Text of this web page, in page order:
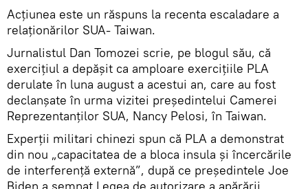
Acțiunea este un răspuns la recenta escaladare a
relaționărilor SUA- Taiwan.
Jurnalistul Dan Tomozei scrie, pe blogul său, că
exercițiul a depășit ca amploare exercițiile PLA
derulate în luna august a acestui an, care au fost
declanșate în urma vizitei președintelui Camerei
Reprezentanților SUA, Nancy Pelosi, în Taiwan.
Experții militari chinezi spun că PLA a demonstrat
din nou „capacitatea de a bloca insula și încercările
de interferență externă”, după ce președintele Joe
Biden a semnat Legea de autorizare a apărării